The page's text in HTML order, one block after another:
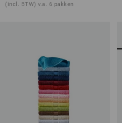
(incl. BTW) v.a. 6 pakken